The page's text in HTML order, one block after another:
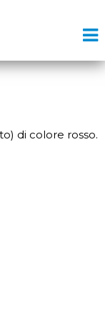
di colore rosso.